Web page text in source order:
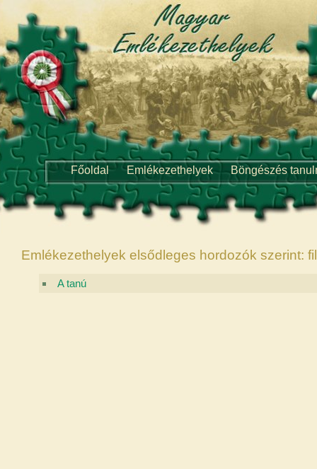
Főoldal Emlékezethelyek Böngészés
Emlékezethelyek elsődleges hordozók szerint:
A tanú